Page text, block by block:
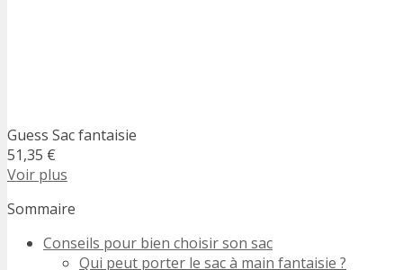
Guess Sac fantaisie
51,35 €
Voir plus
Sommaire
Conseils pour bien choisir son sac
Qui peut porter le sac à main fantaisie ?